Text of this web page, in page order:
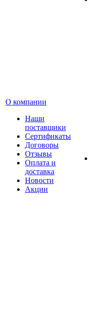
О компании
Наши
поставщики
Сертификаты
Договоры
Отзывы
Оплата и
доставка
Новости
Акции